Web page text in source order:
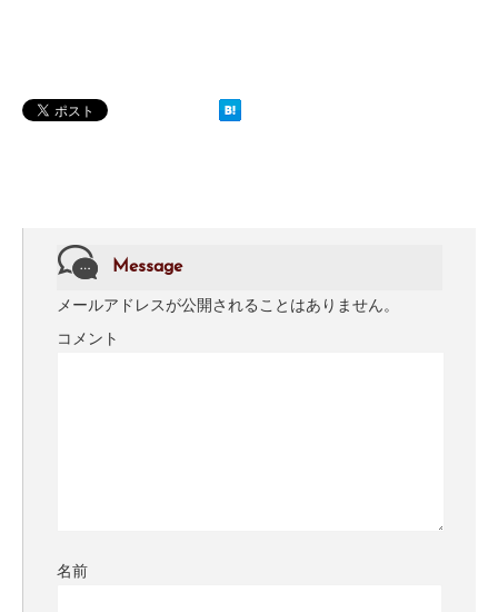
Message
メールアドレスが公開されることはありません。
コメント
名前